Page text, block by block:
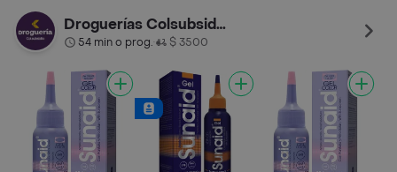
Droguerías Colsubsidio
54 min o prog.• $ 3500